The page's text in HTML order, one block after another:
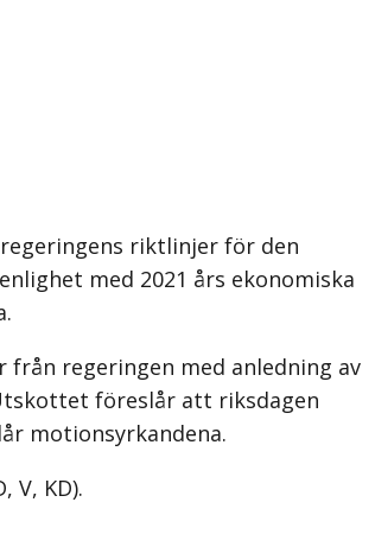
riktlinjer för den
med 2021 års ekonomiska
från regeringen med anledning av
föreslår att riksdagen
motionsyrkandena.
V, KD).